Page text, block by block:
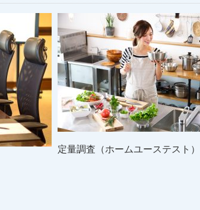
定量調査（ホームユーステスト）